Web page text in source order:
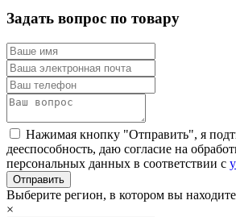
Задать вопрос по товару
Нажимая кнопку "Отправить", я
дееспособность, даю согласие на
персональных данных в соответствии с
Выберите регион, в котором вы
×